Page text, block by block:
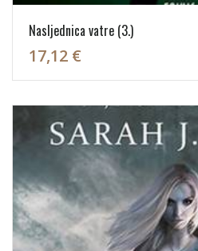
Nasljednica vatre (3.)
17,12 €